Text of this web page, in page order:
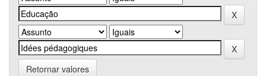
Retornar valores